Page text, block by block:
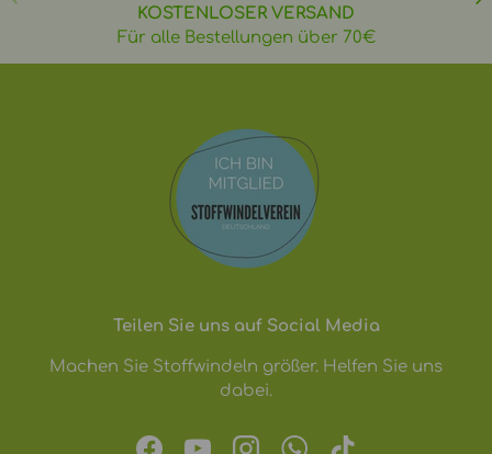
KOSTENLOSER VERSAND
Für alle Bestellungen über 70€
Teilen Sie uns auf Social Media
Machen Sie Stoffwindeln größer. Helfen Sie uns
dabei.